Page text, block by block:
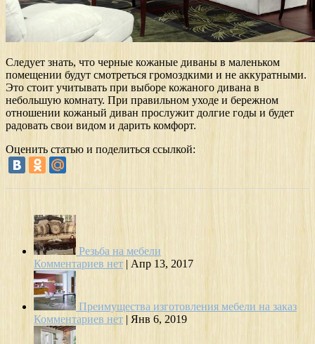
Следует знать, что черные кожаные диваны в маленьком
помещении будут смотреться громоздкими и не аккуратными.
Это стоит учитывать при выборе кожаного дивана в
небольшую комнату. При правильном уходе и бережном
отношении кожаный диван прослужит долгие годы и будет
радовать свои видом и дарить комфорт.
Оценить статью и поделиться ссылкой:
Резьба на мебели
Комментариев нет | Апр 13, 2017
Преимущества изготовления мебели на заказ
Комментариев нет | Янв 6, 2019